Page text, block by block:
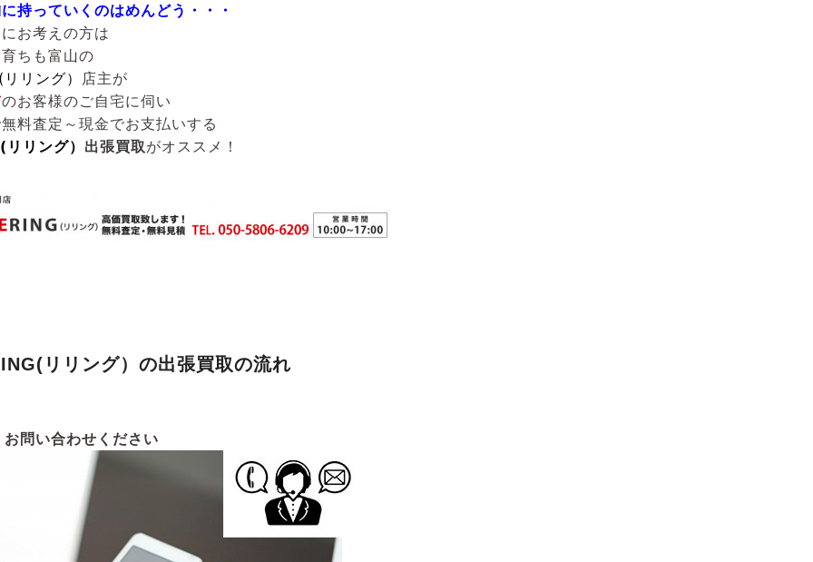
持っていくのはめんどう・・・
お考えの方は
ちも富山の
リング） 店主が
のお客様のご自宅に伺い
料査定～現金でお支払いする
リング） 出張買取がオススメ！
リリング）の出張買取の流れ
お問い合わせください